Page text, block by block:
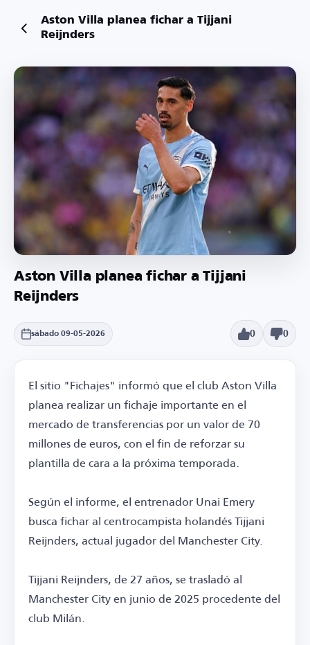
Aston Villa planea fichar a Tijjani
Reijnders
Aston Villa planea fichar a Tijjani
Reijnders
sábado 09-05-2026 0 0
El sitio "Fichajes" informó que el club Aston Villa
planea realizar un fichaje importante en el
mercado de transferencias por un valor de 70
millones de euros, con el fin de reforzar su
plantilla de cara a la próxima temporada.
Según el informe, el entrenador Unai Emery
busca fichar al centrocampista holandés Tijjani
Reijnders, actual jugador del Manchester City.
Tijjani Reijnders, de 27 años, se trasladó al
Manchester City en junio de 2025 procedente del
club Milán.